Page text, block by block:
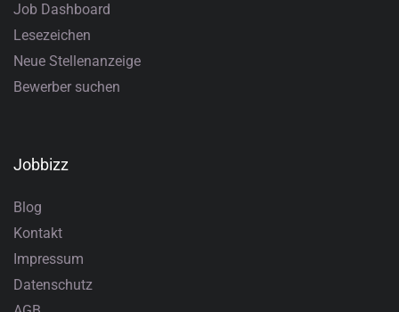
Job Dashboard
Lesezeichen
Neue Stellenanzeige
Bewerber suchen
Jobbizz
Blog
Kontakt
Impressum
Datenschutz